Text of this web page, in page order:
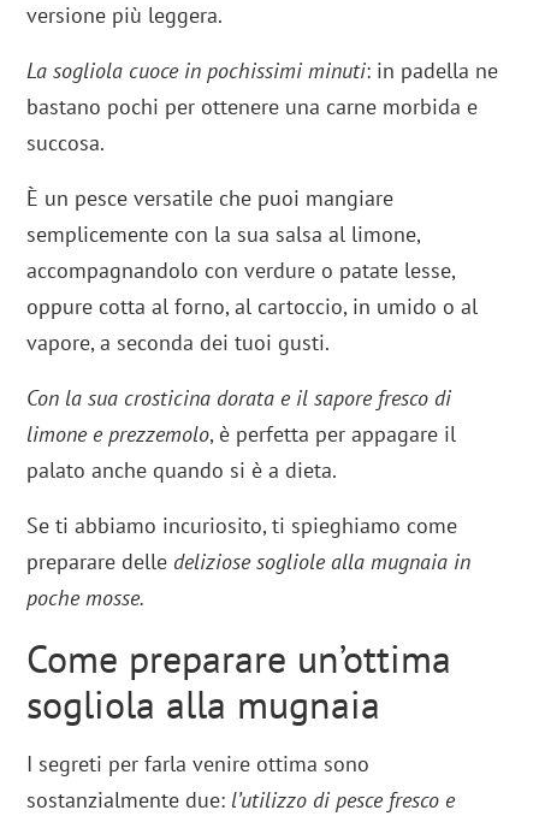
versione più leggera.
La sogliola cuoce in pochissimi minuti: in padella ne
bastano pochi per ottenere una carne morbida e
succosa.
È un pesce versatile che puoi mangiare
semplicemente con la sua salsa al limone,
accompagnandolo con verdure o patate lesse,
oppure cotta al forno, al cartoccio, in umido o al
vapore, a seconda dei tuoi gusti.
Con la sua crosticina dorata e il sapore fresco di
limone e prezzemolo, è perfetta per appagare il
palato anche quando si è a dieta.
Se ti abbiamo incuriosito, ti spieghiamo come
preparare delle deliziose sogliole alla mugnaia in
poche mosse.
Come preparare un’ottima
sogliola alla mugnaia
I segreti per farla venire ottima sono
sostanzialmente due: l’utilizzo di pesce fresco e